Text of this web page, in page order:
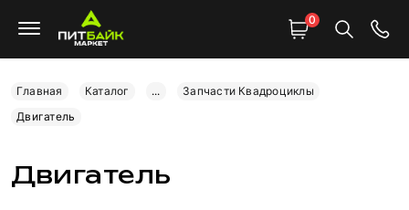
0
Главная Каталог ...
Запчасти Квадроциклы
Двигатель
Двигатель